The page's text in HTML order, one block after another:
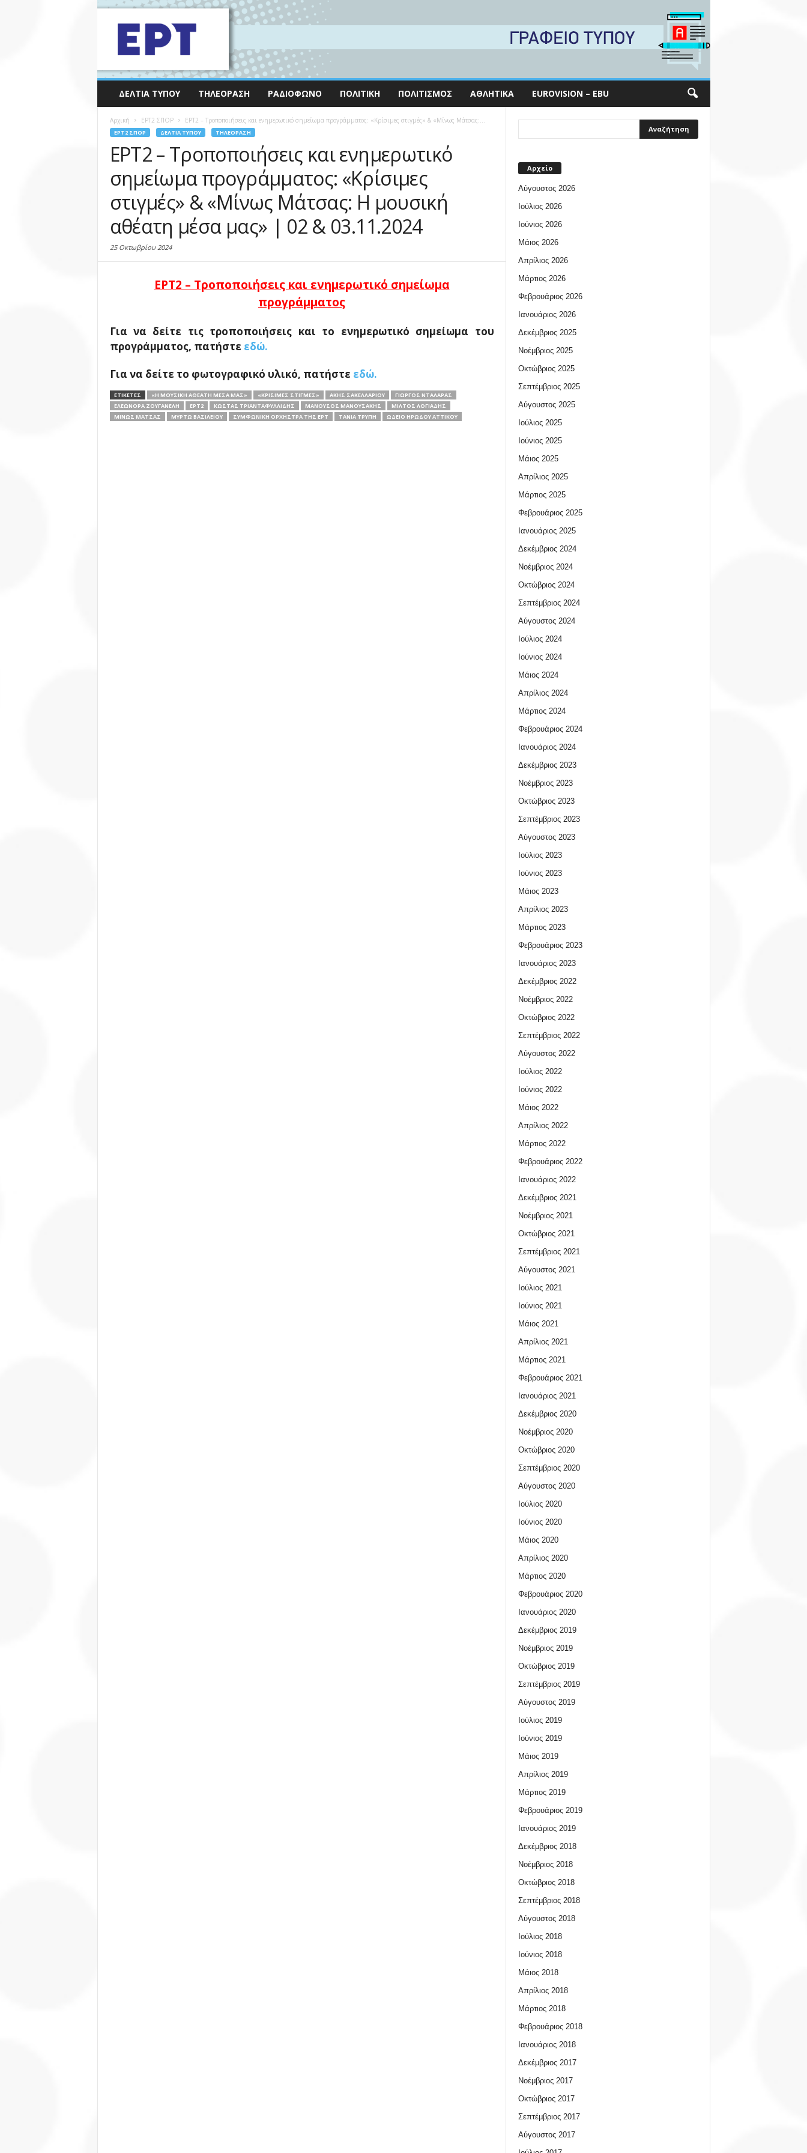
ΔΕΛΤΊΑ ΤΎΠΟΥ ΤΗΛΕΌΡΑΣΗ ΡΑΔΙΌΦΩΝΟ ΠΟΛΙΤΙΚΉ ΠΟΛΙΤΙΣΜΌΣ ΑΘΛΗΤΙΚΆ EUROVISION – EBU
Αρχική EΡΤ2 ΣΠΟΡ ΕΡΤ2 – Τροποποιήσεις και ενημερωτικό σημείωμα προγράμματος: «Κρίσιμες στιγμές» & «Μίνως Μάτσας:...
EΡΤ2 ΣΠΟΡ ΔΕΛΤΊΑ ΤΎΠΟΥ ΤΗΛΕΌΡΑΣΗ
ΕΡΤ2 – Τροποποιήσεις και ενημερωτικό
σημείωμα προγράμματος: «Κρίσιμες
στιγμές» & «Μίνως Μάτσας: Η μουσική
αθέατη μέσα μας» | 02 & 03.11.2024
25 Οκτωβρίου 2024
ΕΡΤ2 – Τροποποιήσεις και ενημερωτικό σημείωμα
προγράμματος
Για να δείτε τις τροποποιήσεις και το ενημερωτικό σημείωμα του
προγράμματος, πατήστε εδώ.
Για να δείτε το φωτογραφικό υλικό, πατήστε εδώ.
ΕΤΙΚΕΤΕΣ «Η ΜΟΥΣΙΚΉ ΑΘΈΑΤΗ ΜΈΣΑ ΜΑΣ» «ΚΡΊΣΙΜΕΣ ΣΤΙΓΜΈΣ» ΆΚΗΣ ΣΑΚΕΛΛΑΡΊΟΥ
ΓΙΏΡΓΟΣ ΝΤΑΛΆΡΑΣ
ΕΛΕΩΝΌΡΑ ΖΟΥΓΑΝΈΛΗ
ΕΡΤ2 ΚΏΣΤΑΣ ΤΡΙΑΝΤΑΦΥΛΛΊΔΗΣ ΜΑΝΟΎΣΟΣ ΜΑΝΟΥΣΆΚΗΣ
ΜΊΛΤΟΣ ΛΟΓΙΆΔΗΣ
ΜΊΝΩΣ ΜΆΤΣΑΣ
ΜΥΡΤΏ ΒΑΣΙΛΕΊΟΥ ΣΥΜΦΩΝΙΚΉ ΟΡΧΉΣΤΡΑ ΤΗΣ ΕΡΤ ΤΆΝΙΑ ΤΡΎΠΗ ΩΔΕΊΟ ΗΡΏΔΟΥ ΑΤΤΙΚΟΎ
Αρχείο
Αύγουστος 2026
Ιούλιος 2026
Ιούνιος 2026
Μάιος 2026
Απρίλιος 2026
Μάρτιος 2026
Φεβρουάριος 2026
Ιανουάριος 2026
Δεκέμβριος 2025
Νοέμβριος 2025
Οκτώβριος 2025
Σεπτέμβριος 2025
Αύγουστος 2025
Ιούλιος 2025
Ιούνιος 2025
Μάιος 2025
Απρίλιος 2025
Μάρτιος 2025
Φεβρουάριος 2025
Ιανουάριος 2025
Δεκέμβριος 2024
Νοέμβριος 2024
Οκτώβριος 2024
Σεπτέμβριος 2024
Αύγουστος 2024
Ιούλιος 2024
Ιούνιος 2024
Μάιος 2024
Απρίλιος 2024
Μάρτιος 2024
Φεβρουάριος 2024
Ιανουάριος 2024
Δεκέμβριος 2023
Νοέμβριος 2023
Οκτώβριος 2023
Σεπτέμβριος 2023
Αύγουστος 2023
Ιούλιος 2023
Ιούνιος 2023
Μάιος 2023
Απρίλιος 2023
Μάρτιος 2023
Φεβρουάριος 2023
Ιανουάριος 2023
Δεκέμβριος 2022
Νοέμβριος 2022
Οκτώβριος 2022
Σεπτέμβριος 2022
Αύγουστος 2022
Ιούλιος 2022
Ιούνιος 2022
Μάιος 2022
Απρίλιος 2022
Μάρτιος 2022
Φεβρουάριος 2022
Ιανουάριος 2022
Δεκέμβριος 2021
Νοέμβριος 2021
Οκτώβριος 2021
Σεπτέμβριος 2021
Αύγουστος 2021
Ιούλιος 2021
Ιούνιος 2021
Μάιος 2021
Απρίλιος 2021
Μάρτιος 2021
Φεβρουάριος 2021
Ιανουάριος 2021
Δεκέμβριος 2020
Νοέμβριος 2020
Οκτώβριος 2020
Σεπτέμβριος 2020
Αύγουστος 2020
Ιούλιος 2020
Ιούνιος 2020
Μάιος 2020
Απρίλιος 2020
Μάρτιος 2020
Φεβρουάριος 2020
Ιανουάριος 2020
Δεκέμβριος 2019
Νοέμβριος 2019
Οκτώβριος 2019
Σεπτέμβριος 2019
Αύγουστος 2019
Ιούλιος 2019
Ιούνιος 2019
Μάιος 2019
Απρίλιος 2019
Μάρτιος 2019
Φεβρουάριος 2019
Ιανουάριος 2019
Δεκέμβριος 2018
Νοέμβριος 2018
Οκτώβριος 2018
Σεπτέμβριος 2018
Αύγουστος 2018
Ιούλιος 2018
Ιούνιος 2018
Μάιος 2018
Απρίλιος 2018
Μάρτιος 2018
Φεβρουάριος 2018
Ιανουάριος 2018
Δεκέμβριος 2017
Νοέμβριος 2017
Οκτώβριος 2017
Σεπτέμβριος 2017
Αύγουστος 2017